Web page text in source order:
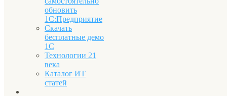
обновить
1С:Предприятие
Скачать
бесплатные демо
1С
Технологии 21
века
Каталог ИТ
статей